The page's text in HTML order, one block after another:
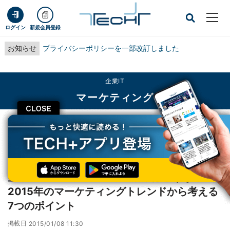
ログイン 新規会員登録
お知らせ プライバシーポリシーを一部改訂しました
CLOSE
企業IT
マーケティング
TECH+ 企業IT
マーケティング
企業のソーシャルメディア活用はどうなる？2015年のマーケティングトレンド
企業のソーシャルメディア活用はどうなる？
2015年のマーケティングトレンドから考える
7つのポイント
掲載日 2015/01/08 11:30